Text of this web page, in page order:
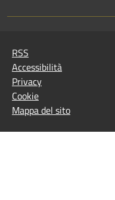
RSS
Accessibilità
Privacy
Cookie
Mappa del sito